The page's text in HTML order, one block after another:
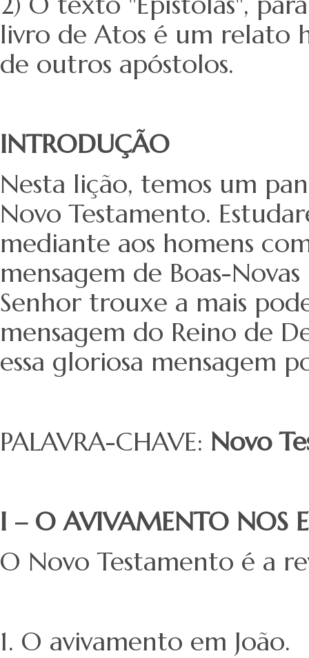
livro de Atos é um relato
de outros apóstolos.
INTRODUÇÃO
Nesta lição, temos um
Novo Testamento.
mediante aos homens
mensagem de Boas-
Senhor trouxe a mais
mensagem do Reino de
essa gloriosa mensagem
PALAVRA-CHAVE: Novo
I – O AVIVAMENTO NOS
O Novo Testamento é a
1. O avivamento em João.